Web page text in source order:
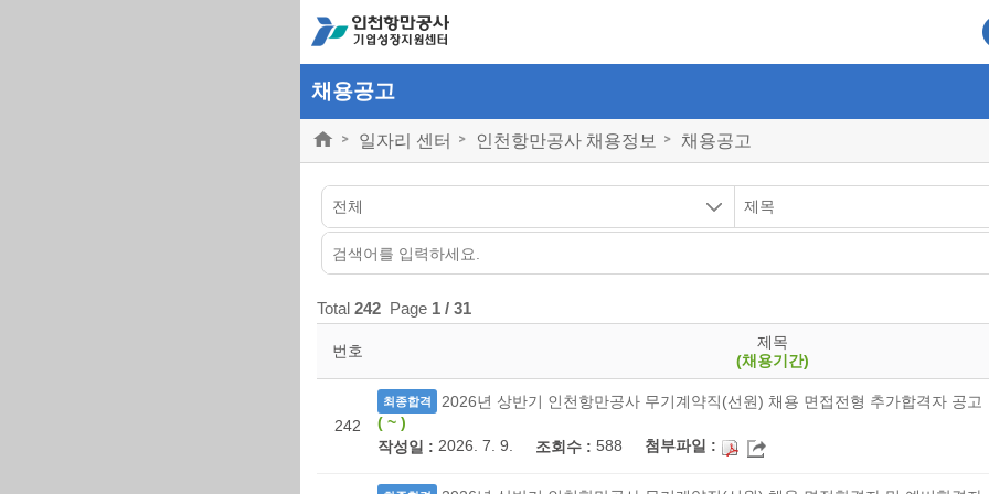
채용공고
일자리 센터 인천항만공사 채용정보 채용공고
Total 242 Page 1 / 31
번호
제목
(채용기간)
242
최종합격
2026년 상반기 인천항만공사 무기계약직(선원) 채용 면접전형 추가합격자 공고
( ~ )
작성일 : 2026. 7. 9. 조회수 : 588 첨부파일 :